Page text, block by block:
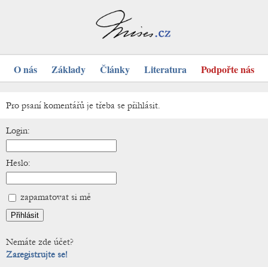
O nás Základy Články Literatura Podpořte nás
Pro psaní komentářů je třeba se přihlásit.
Login:
Heslo:
zapamatovat si mě
Nemáte zde účet?
Zaregistrujte se!